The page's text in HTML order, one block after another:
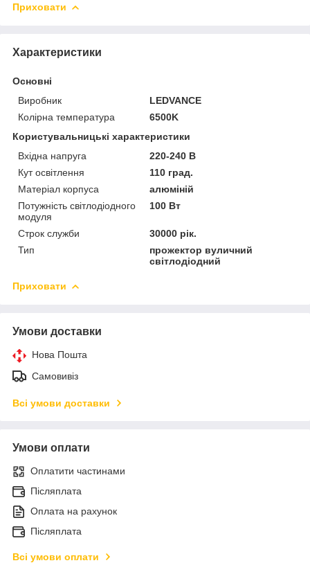
Приховати
Характеристики
Основні
Виробник
LEDVANCE
Колірна температура
6500K
Користувальницькі характеристики
Вхідна напруга
220-240 В
Кут освітлення
110 град.
Матеріал корпуса
алюміній
Потужність світлодіодного
модуля
100 Вт
Строк служби
30000 рік.
Тип
прожектор вуличний
світлодіодний
Приховати
Умови доставки
Нова Пошта
Самовивіз
Всі умови доставки
Умови оплати
Оплатити частинами
Післяплата
Оплата на рахунок
Післяплата
Всі умови оплати